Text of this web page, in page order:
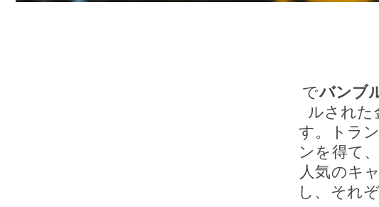
でバンブ
ルされた
す。トラ
ンを得て
人気のキ
し、それ